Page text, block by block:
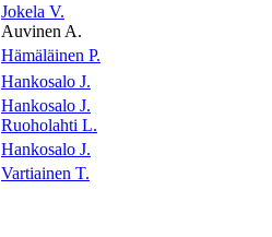
Jokela V.
Auvinen A.
Hämäläinen P.
Hankosalo J.
Hankosalo J.
Ruoholahti L.
Hankosalo J.
Vartiainen T.